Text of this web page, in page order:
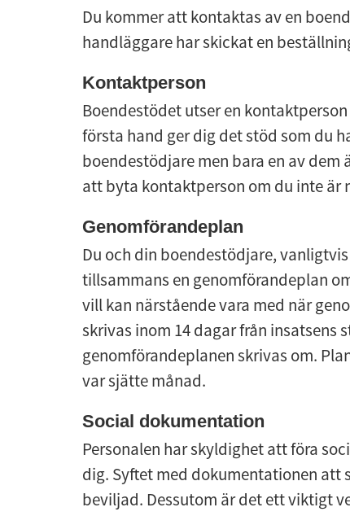
Du kommer att kontaktas av en
handläggare har skickat en
Kontaktperson
Boendestödet utser en
första hand ger dig det stöd som du
boendestödjare men bara en av
att byta kontaktperson om du inte är
Genomförandeplan
Du och din boendestödjare,
tillsammans en genomförandeplan
vill kan närstående vara med när
skrivas inom 14 dagar från insatsens
genomförandeplanen skrivas om.
var sjätte månad.
Social dokumentation
Personalen har skyldighet att föra
dig. Syftet med dokumentationen att
beviljad. Dessutom är det ett viktigt